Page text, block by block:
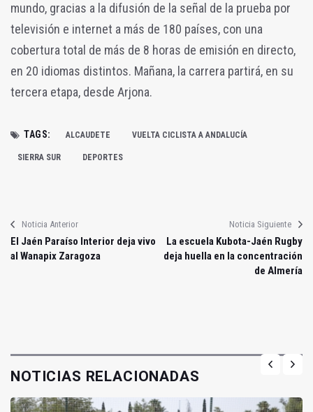
mundo, gracias a la difusión de la señal de la prueba por
televisión e internet a más de 180 países, con una
cobertura total de más de 8 horas de emisión en directo,
en 20 idiomas distintos. Mañana, la carrera partirá, en su
tercera etapa, desde Arjona.
TAGS: ALCAUDETE VUELTA CICLISTA A ANDALUCÍA
SIERRA SUR DEPORTES
Noticia Anterior
El Jaén Paraíso Interior deja vivo
al Wanapix Zaragoza
Noticia Siguiente
La escuela Kubota-Jaén Rugby
deja huella en la concentración
de Almería
NOTICIAS RELACIONADAS